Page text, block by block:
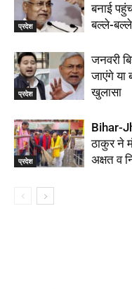
प्रदेश
बनाई
बल्ले-बल्ले
प्रदेश
जनवरी
जाएंगे या
खुलासा
प्रदेश
Bihar-
ठाकुर ने
अक्षत व